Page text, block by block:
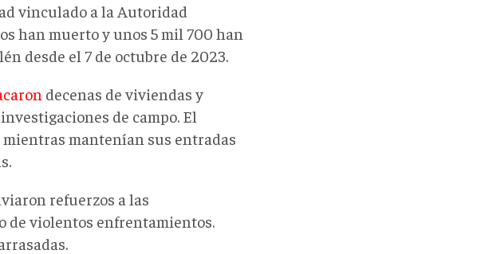
vinculado a la Autoridad
han muerto y unos 5 mil 700 han
desde el 7 de octubre de 2023.
decenas de viviendas y
de campo. El
mientras mantenían sus entradas
refuerzos a las
de violentos enfrentamientos.